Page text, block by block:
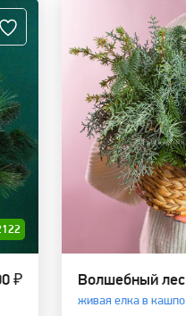
₽ Волшебный лес
живая елка в кашпо